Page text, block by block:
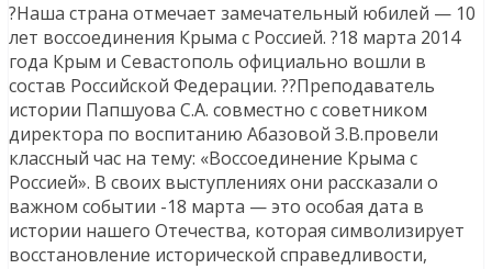
?Наша страна отмечает замечательный юбилей — 10
лет воссоединения Крыма с Россией. ?18 марта 2014
года Крым и Севастополь официально вошли в
состав Российской Федерации. ??Преподаватель
истории Папшуова С.А. совместно с советником
директора по воспитанию Абазовой З.В.провели
классный час на тему: «Воссоединение Крыма с
Россией». В своих выступлениях они рассказали о
важном событии -18 марта — это особая дата в
истории нашего Отечества, которая символизирует
восстановление исторической справедливости,